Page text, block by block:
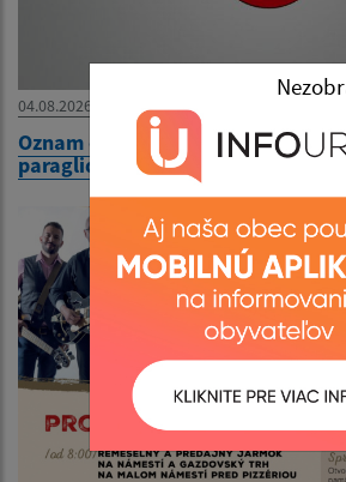
04.08.2026
Oznam o plánovanom podujatí-
paraglidingu